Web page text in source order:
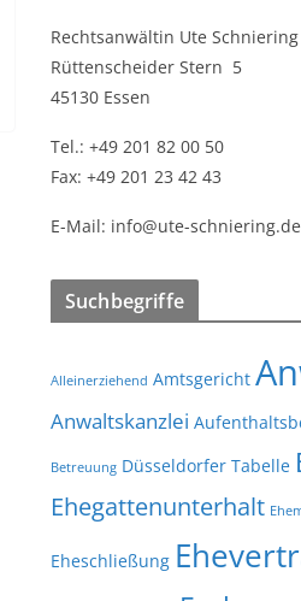
Rechtsanwältin Ute Schniering
Rüttenscheider Stern 5
45130 Essen
Tel.: +49 201 82 00 50
Fax: +49 201 23 42 43
E-Mail: info@ute-schniering.de
Suchbegriffe
Alleinerziehend Amtsgericht
Anwaltskanzlei
Betreuung Düsseldorfer Tabelle
Ehegattenunterhalt
Eheschließung